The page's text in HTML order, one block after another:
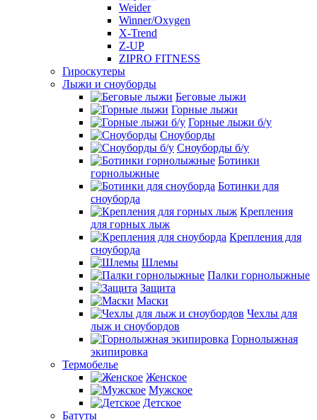
Weider
Winner/Oxygen
X-Trend
Z-UP
ZIPRO FITNESS
Гироскутеры
Лыжи и сноуборды
Беговые лыжи
Горные лыжи
Горные лыжи б/у
Сноуборды
Сноуборды б/у
Ботинки
горнолыжные
Ботинки для
сноуборда
Крепления
для горных лыж
Крепления для
сноуборда
Шлемы
Палки горнолыжные
Защита
Маски
Чехлы для
лыж и сноубордов
Горнолыжная
экипировка
Термобелье
Женское
Мужское
Детское
Батуты